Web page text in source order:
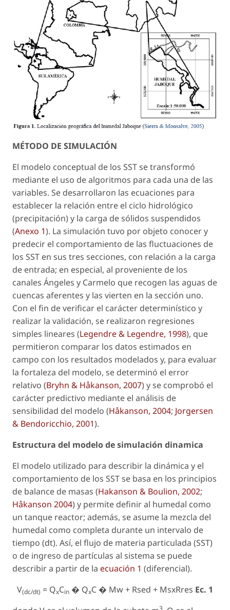
MÉTODO DE SIMULACIÓN
El modelo conceptual de los SST se transformó
mediante el uso de algoritmos para cada una de las
variables. Se desarrollaron las ecuaciones para
establecer la relación entre el ciclo hidrológico
(precipitación) y la carga de sólidos suspendidos
(Anexo 1). La simulación tuvo por objeto conocer y
predecir el comportamiento de las fluctuaciones de
los SST en sus tres secciones, con relación a la carga
de entrada; en especial, al proveniente de los
canales Ángeles y Carmelo que recogen las aguas de
cuencas aferentes y las vierten en la sección uno.
Con el fin de verificar el carácter determinístico y
realizar la validación, se realizaron regresiones
simples lineares (Legendre & Legendre, 1998), que
permitieron comparar los datos estimados en
campo con los resultados modelados y, para evaluar
la fortaleza del modelo, se determinó el error
relativo (Bryhn & Håkanson, 2007) y se comprobó el
carácter predictivo mediante el análisis de
sensibilidad del modelo (Håkanson, 2004; Jorgersen
& Bendoricchio, 2001).
Estructura del modelo de simulación dinamica
El modelo utilizado para describir la dinámica y el
comportamiento de los SST se basa en los principios
de balance de masas (Hakanson & Boulion, 2002;
Håkanson 2004) y permite definir al humedal como
un tanque reactor; además, se asume la mezcla del
humedal como completa durante un intervalo de
tiempo (dt). Así, el flujo de materia particulada (SST)
o de ingreso de partículas al sistema se puede
describir a partir de la ecuación 1 (diferencial).
V(dc/dt) = QxCin � QxC � Mw + Rsed + MsxRres Ec. 1
3